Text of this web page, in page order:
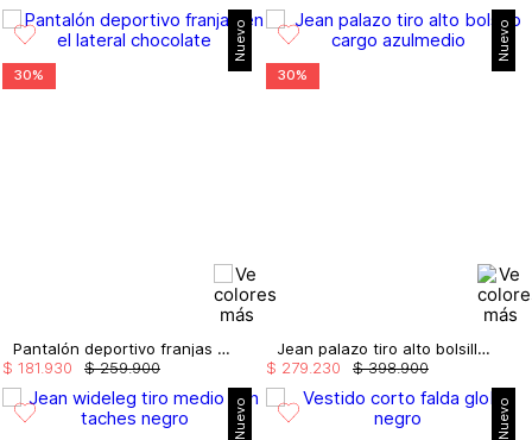
Nuevo
30%
Pantalón deportivo franjas en el lateral
$ 259.900
$ 181.930
Nuevo
30%
Jean palazo tiro alto bolsillo cargo
$ 398.900
$ 279.230
Nuevo Nuevo